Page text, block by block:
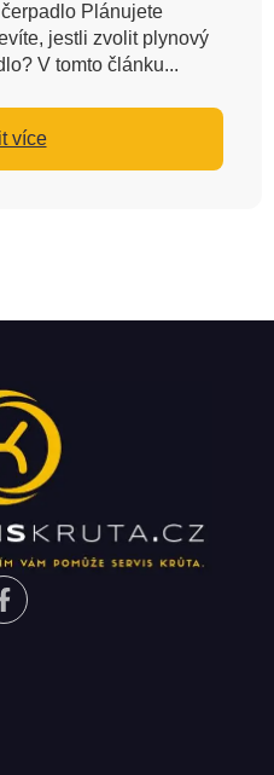
Plánujete
jestli zvolit plynový
V tomto článku...
více